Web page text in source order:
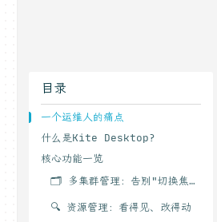
目录
一个运维人的痛点
什么是Kite Desktop?
核心功能一览
🗂️ 多集群管理：告别"切换焦虑"
🔍 资源管理：看得见、改得动